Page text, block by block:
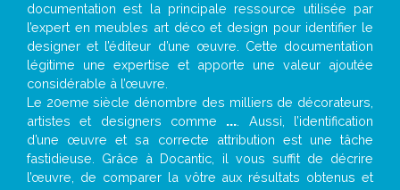
documentation est la principale ressource utilisée par
l’expert en meubles art déco et design pour identifier le
designer et l’éditeur d’une œuvre. Cette documentation
légitime une expertise et apporte une valeur ajoutée
considérable à l’œuvre.
Le 20eme siècle dénombre des milliers de décorateurs,
artistes et designers comme ... . Aussi, l’identification
d’une œuvre et sa correcte attribution est une tâche
fastidieuse. Grâce à Docantic, il vous suffit de décrire
l’œuvre, de comparer la vôtre aux résultats obtenus et